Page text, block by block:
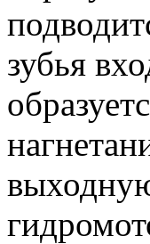
зубья